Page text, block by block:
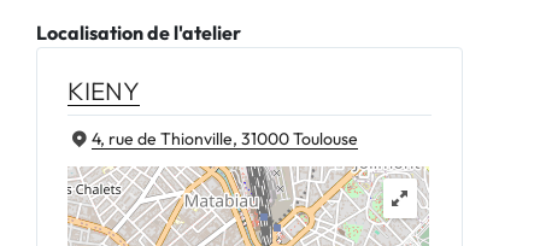
Localisation de l'atelier
KIENY
4, rue de Thionville, 31000 Toulouse